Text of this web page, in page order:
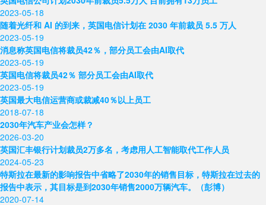
2023-05-18
随着光纤和 AI 的到来，英国电信计划在 2030 年前裁员 5.5 万人
2023-05-19
消息称英国电信将裁员42％，部分员工会由AI取代
2023-05-19
英国电信将裁员42％ 部分员工会由AI取代
2023-05-19
英国最大电信运营商或裁减40％以上员工
2018-07-18
2030年汽车产业会怎样？
2026-03-20
英国汇丰银行计划裁员2万多名，考虑用人工智能取代工作人员
2024-05-23
特斯拉在最新的影响报告中省略了2030年的销售目标，特斯拉在过去的
报告中表示，其目标是到2030年销售2000万辆汽车。（彭博）
2020-07-14